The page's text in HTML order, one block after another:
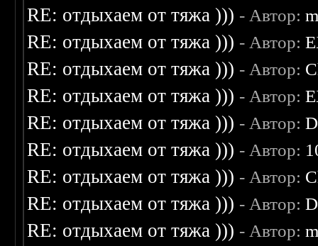
RE: отдыхаем от тяжа ))) - Автор:
RE: отдыхаем от тяжа ))) - Автор:
RE: отдыхаем от тяжа ))) - Автор:
RE: отдыхаем от тяжа ))) - Автор:
RE: отдыхаем от тяжа ))) - Автор:
RE: отдыхаем от тяжа ))) - Автор:
RE: отдыхаем от тяжа ))) - Автор:
RE: отдыхаем от тяжа ))) - Автор:
RE: отдыхаем от тяжа ))) - Автор: